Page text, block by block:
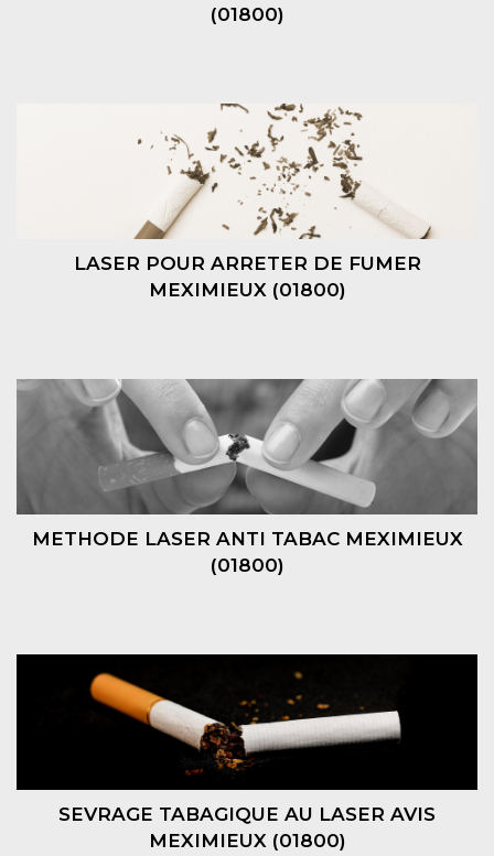
(01800)
LASER POUR ARRETER DE FUMER
MEXIMIEUX (01800)
METHODE LASER ANTI TABAC MEXIMIEUX
(01800)
SEVRAGE TABAGIQUE AU LASER AVIS
MEXIMIEUX (01800)